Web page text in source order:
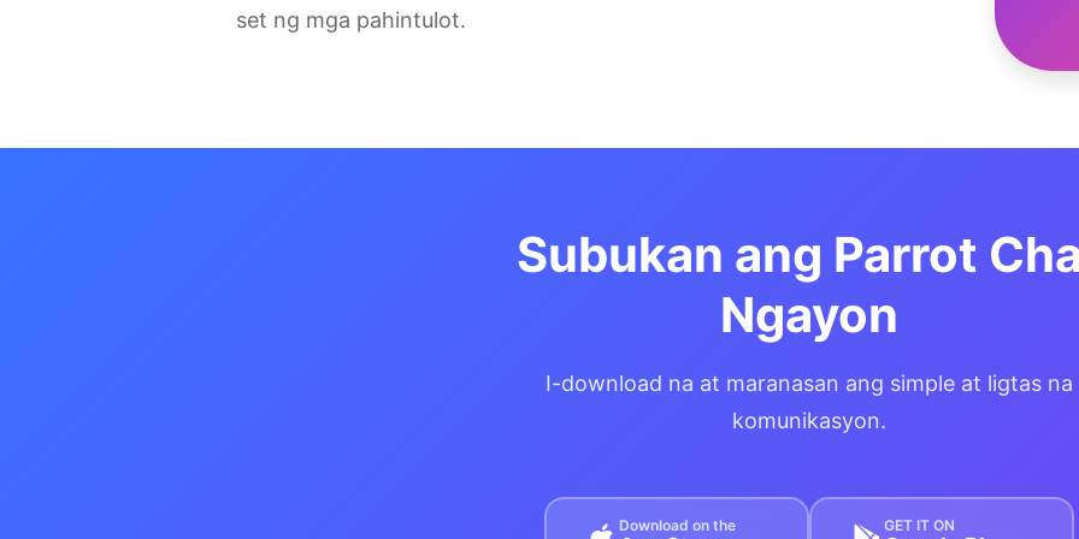
set ng mga pahintulot.
Subukan ang Parrot
Ngayon
I-download na at maranasan ang simple at ligtas na
komunikasyon.
Download on the GET IT ON